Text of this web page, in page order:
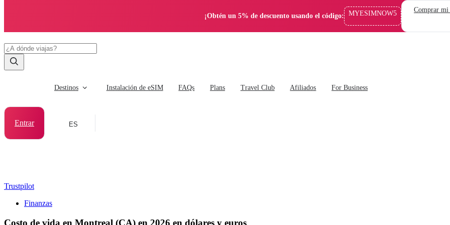
¡Obtén un 5% de descuento usando el código: MYESIMNOW5 Comprar
Destinos Instalación de eSIM FAQs Plans Travel Club Afiliados For Business
Entrar ES
Trustpilot
Finanzas
Costo de vida en Montreal (CA) en 2026 en dólares y euros